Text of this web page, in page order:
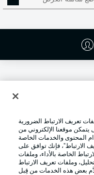
Football
تعريف الارتباط الضرورية
يتمكن موقعنا الإلكتروني من
المحتوى والخدمات الخاصة
الارتباط"، فإنك توافق على
الخاصة بالأداء، وملفات
وملفات تعريف الارتباط
بعض هذه الخدمات من قِبل